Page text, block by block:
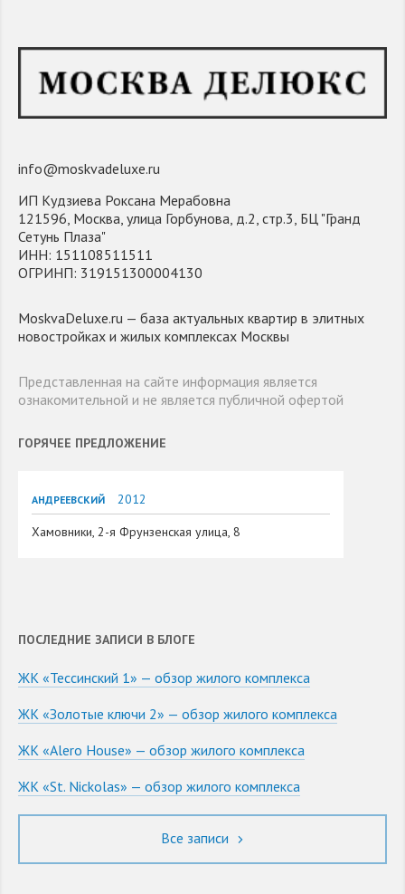
info@moskvadeluxe.ru
ИП Кудзиева Роксана Мерабовна
121596, Москва, улица Горбунова, д.2, стр.3, БЦ "Гранд
Сетунь Плаза"
ИНН: 151108511511
ОГРИНП: 319151300004130
MoskvaDeluxe.ru — база актуальных квартир в элитных
новостройках и жилых комплексах Москвы
Представленная на сайте информация является
ознакомительной и не является публичной офертой
ГОРЯЧЕЕ ПРЕДЛОЖЕНИЕ
АНДРЕЕВСКИЙ
2012
Хамовники, 2-я Фрунзенская улица, 8
ПОСЛЕДНИЕ ЗАПИСИ В БЛОГЕ
ЖК «Тессинский 1» — обзор жилого комплекса
ЖК «Золотые ключи 2» — обзор жилого комплекса
ЖК «Alero House» — обзор жилого комплекса
ЖК «St. Nickolas» — обзор жилого комплекса
Все записи